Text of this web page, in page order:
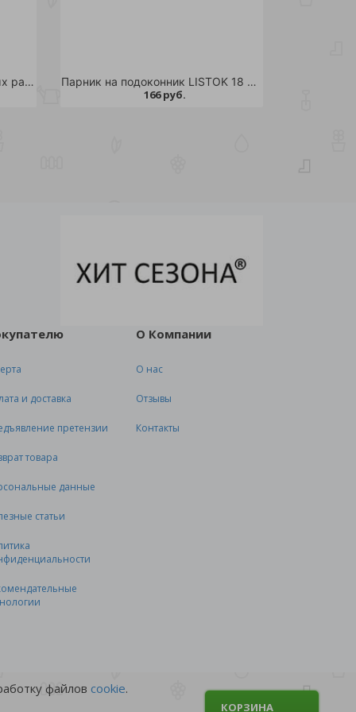
Гидрогель LISTOK для садовых растений и кустарников 50гр 1/5/160 Парник на подоконник LISTOK 18 ячеек(3 вставки) /1/200
166 руб.
КОРЗИНА
и доставка
претензии
товара
данные
статьи
О Компании
О нас
Отзывы
Контакты
файлов cookie.